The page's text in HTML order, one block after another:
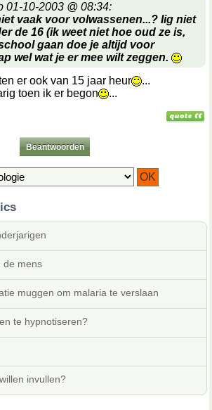
01-10-2003 @ 08:34:
vaak voor volwassenen...? Iig niet
de 16 (ik weet niet hoe oud ze is,
gaan doe je altijd voor
wel wat je er mee wilt zeggen.
er ook van 15 jaar heur
...
toen ik er begon
...
Beantwoorden
de mens
muggen om malaria te verslaan
te hypnotiseren?
invullen?